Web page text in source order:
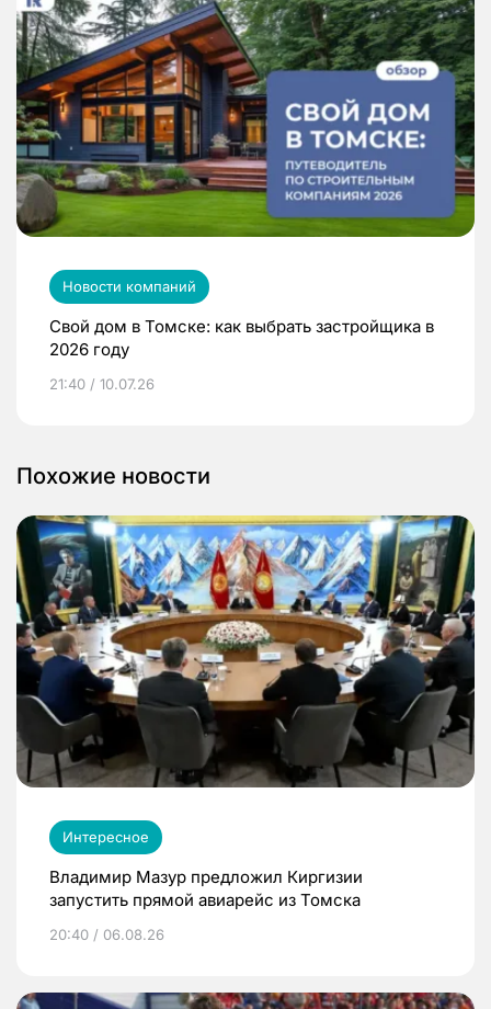
Новости компаний
Свой дом в Томске: как выбрать застройщика в
2026 году
21:40 / 10.07.26
Похожие новости
Интересное
Владимир Мазур предложил Киргизии
запустить прямой авиарейс из Томска
20:40 / 06.08.26